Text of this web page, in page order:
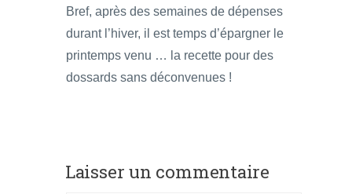
Bref, après des semaines de dépenses
durant l’hiver, il est temps d’épargner le
printemps venu … la recette pour des
dossards sans déconvenues !
Laisser un commentaire